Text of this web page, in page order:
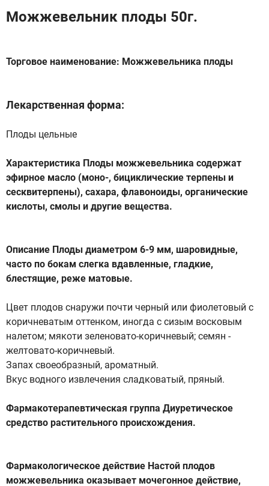
Можжевельник плоды 50г.
Торговое наименование: Можжевельника плоды
Лекарственная форма:
Плоды цельные
Характеристика Плоды можжевельника содержат
эфирное масло (моно-, бициклические терпены и
сесквитерпены), сахара, флавоноиды, органические
кислоты, смолы и другие вещества.
Описание Плоды диаметром 6-9 мм, шаровидные,
часто по бокам слегка вдавленные, гладкие,
блестящие, реже матовые.
Цвет плодов снаружи почти черный или фиолетовый с
коричневатым оттенком, иногда с сизым восковым
налетом; мякоти зеленовато-коричневый; семян -
желтовато-коричневый.
Запах своеобразный, ароматный.
Вкус водного извлечения сладковатый, пряный.
Фармакотерапевтическая группа Диуретическое
средство растительного происхождения.
Фармакологическое действие Настой плодов
можжевельника оказывает мочегонное действие,